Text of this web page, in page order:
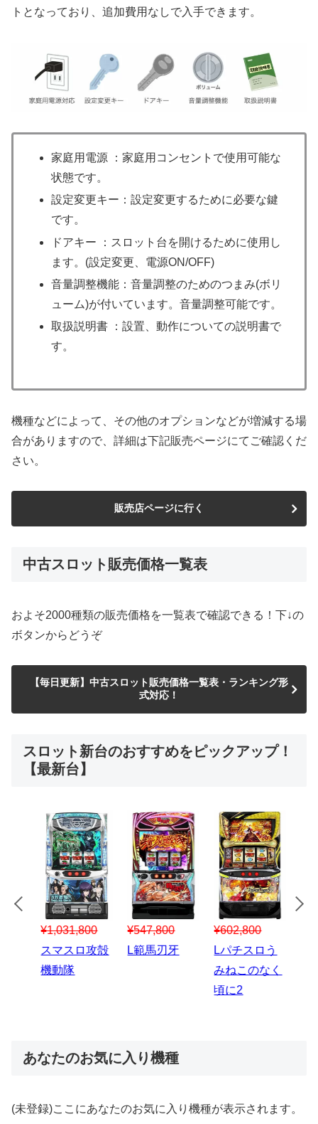
トとなっており、追加費用なしで入手できます。
家庭用電源 ：家庭用コンセントで使用可能な
状態です。
設定変更キー：設定変更するために必要な鍵
です。
ドアキー ：スロット台を開けるために使用し
ます。(設定変更、電源ON/OFF)
音量調整機能：音量調整のためのつまみ(ボリ
ューム)が付いています。音量調整可能です。
取扱説明書 ：設置、動作についての説明書で
す。
機種などによって、その他のオプションなどが増減する場
合がありますので、詳細は下記販売ページにてご確認くだ
さい。
販売店ページに行く
中古スロット販売価格一覧表
およそ2000種類の販売価格を一覧表で確認できる！下↓の
ボタンからどうぞ
【毎日更新】中古スロット販売価格一覧表・ランキング形
式対応！
スロット新台のおすすめをピックアップ！
【最新台】
¥547,800
スマスロハナ
ビ
¥150,000
スマスロ秘宝
¥1,867,800
Lパチスロ 炎
炎ノ消防隊2
あなたのお気に入り機種
(未登録)ここにあなたのお気に入り機種が表示されます。